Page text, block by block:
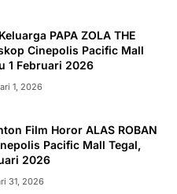
PAPA ZOLA THE
Cinepolis Pacific Mall
1 Februari 2026
1, 2026
Film Horor ALAS ROBAN
Pacific Mall Tegal,
2026
31, 2026